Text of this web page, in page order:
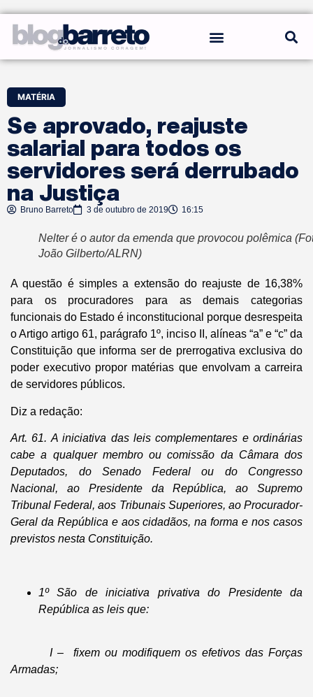
MATÉRIA
Se aprovado, reajuste
salarial para todos os
servidores será derrubado
na Justiça
Bruno Barreto 3 de outubro de 2019 16:15
Nelter é o autor da emenda que provocou polêmica
João Gilberto/ALRN)
A questão é simples a extensão do reajuste de 16,38%
para os procuradores para as demais categorias
funcionais do Estado é inconstitucional porque desrespeita
o Artigo artigo 61, parágrafo 1º, inciso II, alíneas “a” e “c” da
Constituição que informa ser de prerrogativa exclusiva do
poder executivo propor matérias que envolvam a carreira
de servidores públicos.
Diz a redação:
Art. 61. A iniciativa das leis complementares e ordinárias
cabe a qualquer membro ou comissão da Câmara dos
Deputados, do Senado Federal ou do Congresso
Nacional, ao Presidente da República, ao Supremo
Tribunal Federal, aos Tribunais Superiores, ao Procurador-
Geral da República e aos cidadãos, na forma e nos casos
previstos nesta Constituição.
1º São de iniciativa privativa do Presidente da
República as leis que:
I – fixem ou modifiquem os efetivos das Forças
Armadas;